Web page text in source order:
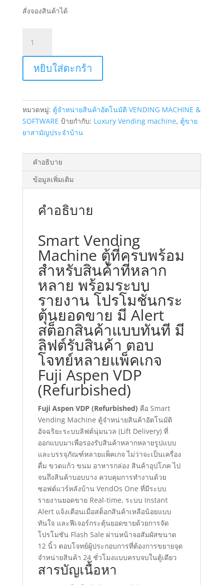
สั่งจองสินค้าได้
Smart
Vending
Machine
ตู้
ครบ
พร้อม
สำหรับ
สินค้า
หลาก
หลาย
พร้อม
รายงาน
สินค้า
สินค้า
หลาย
แพ็คเกจ
Aspen
(Refurbished)
หยิบใส่ตะกร้า
หมวดหมู่: ตู้จำหน่ายสินค้าอัตโนมัติ VENDING MACHINE &
SOFTWARE ป้ายกำกับ: Luxury Vending machine, ตู้ขาย
ยาสามัญประจำบ้าน
คำอธิบาย
ข้อมูลเพิ่มเติม
คำอธิบาย
Smart Vending
Machine ตู้ที่ครบพร้อม
สำหรับสินค้าที่หลาก
หลาย พร้อมระบบ
รายงาน โปรโมชั่นกระ
ตุ้นยอดขาย มี Alert
สต็อกสินค้าแบบทันที มี
ลิฟต์รับสินค้า ตอบ
โจทย์หลายแพ็คเกจ
Fuji Aspen VDP
(Refurbished)
Fuji Aspen VDP (Refurbished) คือ Smart
Vending Machine ตู้จำหน่ายสินค้าอัตโนมัติ
อัจฉริยะระบบลิฟต์นุ่มนวล (Lift Delivery) ที่
ออกแบบมาเพื่อรองรับสินค้าหลากหลายรูปแบบ
และบรรจุภัณฑ์หลายแพ็คเกจ ไม่ว่าจะเป็นเครื่อง
ดื่ม ขวดแก้ว ขนม อาหารกล่อง สินค้าอุปโภค ไป
จนถึงสินค้าบอบบาง ควบคุมการทำงานด้วย
ซอฟต์แวร์หลังบ้าน VendOs One ที่มีระบบ
รายงานยอดขาย Real-time, ระบบ Instant
Alert แจ้งเตือนเมื่อสต็อกสินค้าเหลือน้อยแบบ
ทันใจ และฟีเจอร์กระตุ้นยอดขายด้วยการจัด
โปรโมชัน Flash Sale ผ่านหน้าจอสัมผัสขนาด
12 นิ้ว ตอบโจทย์ผู้ประกอบการที่ต้องการขยายจุด
จำหน่ายสินค้า 24 ชั่วโมงแบบครบจบในตู้เดียว
สารบัญเนื้อหา